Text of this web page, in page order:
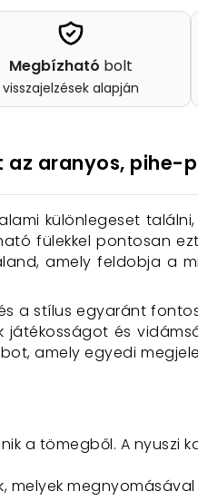
Megbízható bolt
visszajelzések alapján
aranyos, pihe-
különlegeset
fülekkel pontosan
amely feldobja a
a stílus egyaránt
és
amely egyedi
a tömegből. A nyuszi
megnyomásával